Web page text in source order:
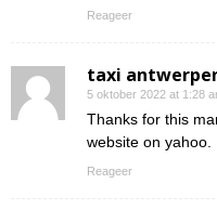
Reageer
taxi
5 oktober 2022 at 1:28
Thanks for this
website on yahoo.
Reageer